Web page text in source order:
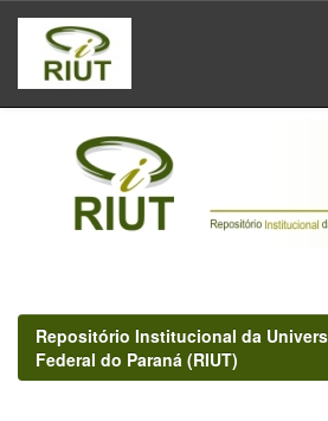
Skip
navigation
Repositório Institucional da
Federal do Paraná (RIUT)